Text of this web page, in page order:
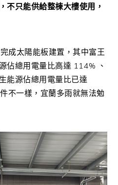
不只能供給整棟大樓使用，
成太陽能板建置，其中富王
佔總用電量比高達 114% 、
能源佔總用電量比已達
不一樣，宜蘭多雨就無法勉